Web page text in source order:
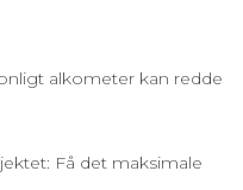
alkometer kan redde
Få det maksimale